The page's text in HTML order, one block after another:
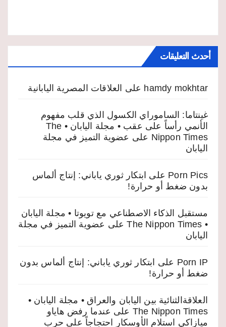
أحدث التعليقات
hamdy mokhtar على العلاقات المصرية اليابانية
غينتاما: الساموراي الكسول الذي قلب مفهوم
الأنمي رأساً على عقب • مجلة اليابان • The
Nippon Times على عضوية التميز في مجلة
اليابان
Porn Pics على ابتكار ثوري ياباني: إنتاج ألماس
بدون ضغط أو حرارة!
مستقبل الذكاء الاصطناعي مع تويوتا • مجلة اليابان
• The Nippon Times
على عضوية التميز في مجلة
اليابان
Porn IP على ابتكار ثوري ياباني: إنتاج ألماس بدون
ضغط أو حرارة!
العلاقةالثنائية بين اليابان والعراق • مجلة اليابان •
The Nippon Times على عندما رفض هاياو
ميازاكي استلام الأوسكار احتجاجاً على حرب